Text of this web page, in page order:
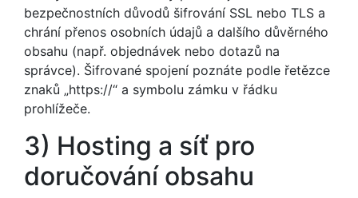
bezpečnostních důvodů šifrování SSL nebo TLS a
chrání přenos osobních údajů a dalšího důvěrného
obsahu (např. objednávek nebo dotazů na
správce). Šifrované spojení poznáte podle řetězce
znaků „https://“ a symbolu zámku v řádku
prohlížeče.
3) Hosting a síť pro
doručování obsahu